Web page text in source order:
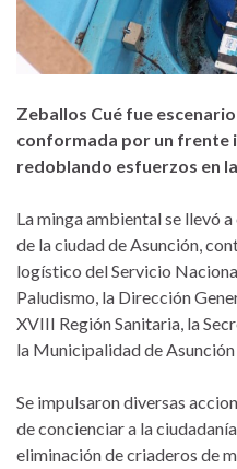
Zeballos Cué fue
conformada por un frente
redoblando esfuerzos en
La minga ambiental se llevó
de la ciudad de Asunción,
logístico del Servicio
Paludismo, la Dirección
XVIII Región Sanitaria, la
la Municipalidad de
Se impulsaron diversas
de concienciar a la
eliminación de criaderos de